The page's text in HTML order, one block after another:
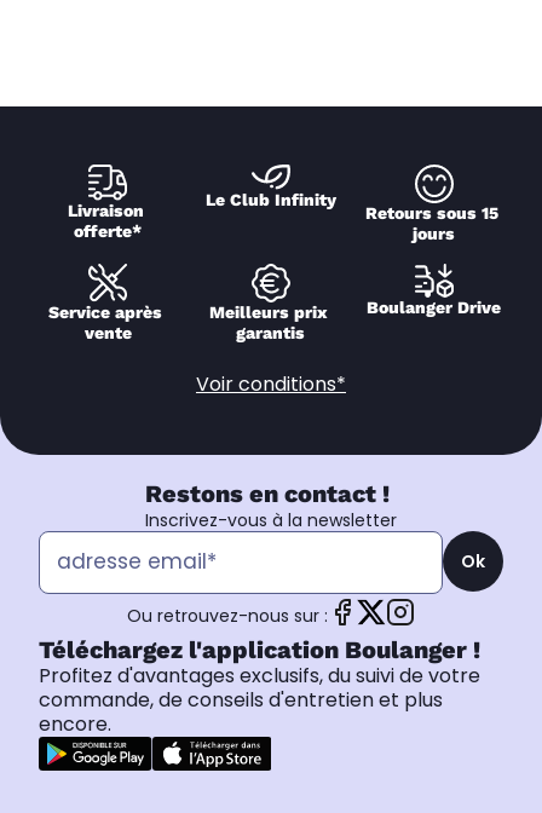
Livraison
offerte*
Le Club Infinity
Retours sous 15
jours
Service après
vente
Meilleurs prix
garantis
Boulanger Drive
Voir conditions*
Restons en contact !
Inscrivez-vous à la newsletter
Ok
Ou retrouvez-nous sur :
Téléchargez l'application Boulanger !
Profitez d'avantages exclusifs, du suivi de votre
commande, de conseils d'entretien et plus
encore.